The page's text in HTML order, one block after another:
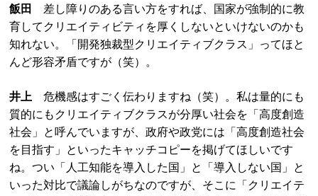
飯田
差し障りのある言い方をすれば、国家が強制的に教
育してクリエイティビティを厚くしないといけないのかも
知れない。「開発独裁型クリエイティブクラス」ってほと
んど形容矛盾ですが（笑）。
井上危機感はすごく伝わりますね（笑）。私は量的にも
質的にもクリエイティブクラスが分厚い社会を「高度創造
社会」と呼んでいますが、政府や政党には「高度創造社会
を目指す」といったキャッチコピーを掲げてほしいです
ね。つい「人工知能を導入した国」と「導入しない国」と
いった対比で議論しがちなのですが、そこに「クリエイテ